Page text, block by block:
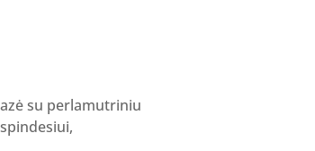
su perlamutriniu